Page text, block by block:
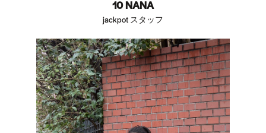
10 NANA
jackpot スタッフ